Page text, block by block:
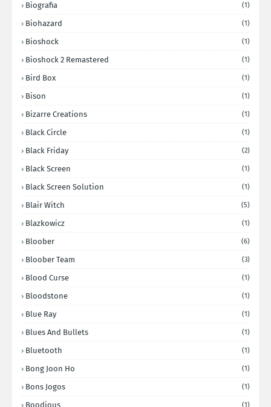
Biografia (1)
Biohazard (1)
Bioshock (1)
Bioshock 2 Remastered (1)
Bird Box (1)
Bison (1)
Bizarre Creations (1)
Black Circle (1)
Black Friday (2)
Black Screen (1)
Black Screen Solution (1)
Blair Witch (5)
Blazkowicz (1)
Bloober (6)
Bloober Team (3)
Blood Curse (1)
Bloodstone (1)
Blue Ray (1)
Blues And Bullets (1)
Bluetooth (1)
Bong Joon Ho (1)
Bons Jogos (1)
Boodious (1)